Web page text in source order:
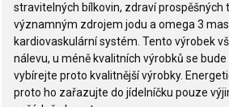
stravitelných bílkovin, zdraví
významným zdrojem jodu a omega 3
kardiovaskulární systém. Tento výrobek
nálevu, u méně kvalitních výrobků se
vybírejte proto kvalitnější výrobky.
proto ho zařazujte do jídelníčku pouze